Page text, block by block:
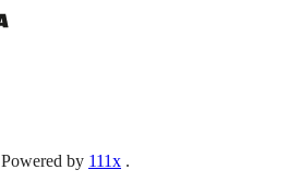
Powered by 111x .